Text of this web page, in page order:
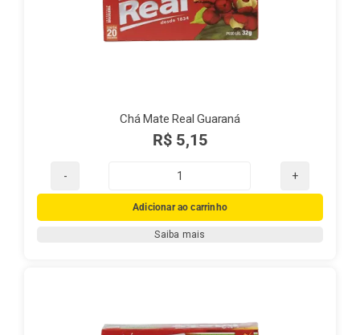
Chá Mate Real Guaraná
R$ 5,15
Chá
Mate
Real
Adicionar ao carrinho
Saiba mais